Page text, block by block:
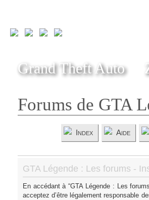
Grand Theft Auto
Forums de GTA
Index Aide
GTA Légende : Les forums -
En accédant à “GTA Légende : Les
acceptez d’être légalement responsable